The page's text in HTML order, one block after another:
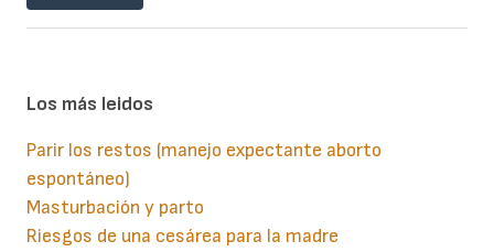
Los más leidos
Parir los restos (manejo expectante aborto
espontáneo)
Masturbación y parto
Riesgos de una cesárea para la madre